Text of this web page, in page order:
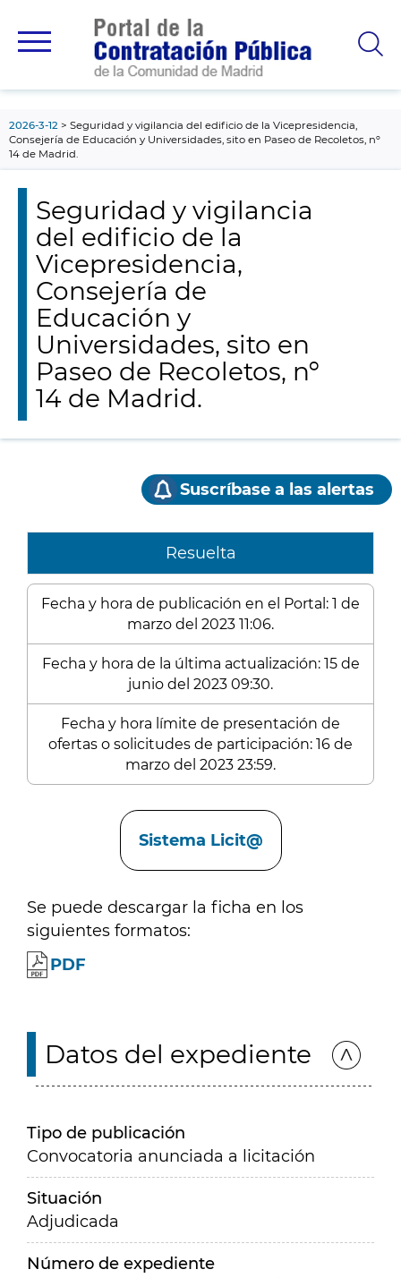
principal
2026-3-12
Seguridad y vigilancia del edificio de la Vicepresidencia,
Consejería de Educación y Universidades, sito en Paseo de Recoletos, nº
14 de Madrid.
Seguridad y vigilancia
del edificio de la
Vicepresidencia,
Consejería de
Educación y
Universidades, sito en
Paseo de Recoletos, nº
14 de Madrid.
Suscríbase a las alertas
Resuelta
Fecha y hora de publicación en el Portal: 1 de
marzo del 2023 11:06.
Fecha y hora de la última actualización: 15 de
junio del 2023 09:30.
Fecha y hora límite de presentación de
ofertas o solicitudes de participación: 16 de
marzo del 2023 23:59.
Sistema Licit@
Se puede descargar la ficha en los
siguientes formatos:
PDF
Datos del expediente
Tipo de publicación
Convocatoria anunciada a licitación
Situación
Adjudicada
Número de expediente